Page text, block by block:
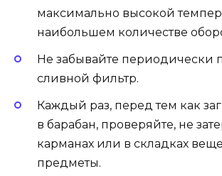
максимально высокой
наибольшем количестве
Не забывайте периодически
сливной фильтр.
Каждый раз, перед тем как
в барабан, проверяйте, не
карманах или в складках
предметы.